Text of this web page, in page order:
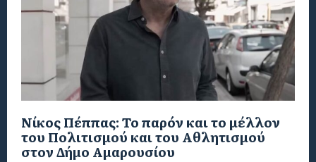
Νίκος Πέππας: Το παρόν και το μέλλον
του Πολιτισμού και του Αθλητισμού
στον Δήμο Αμαρουσίου